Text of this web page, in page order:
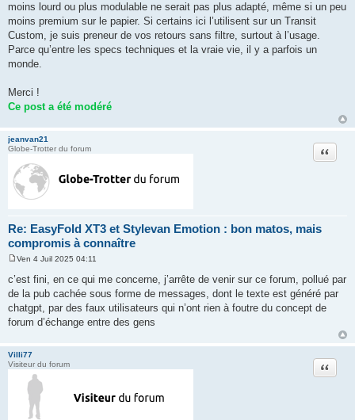
moins lourd ou plus modulable ne serait pas plus adapté, même si un peu
moins premium sur le papier. Si certains ici l’utilisent sur un Transit
Custom, je suis preneur de vos retours sans filtre, surtout à l’usage.
Parce qu’entre les specs techniques et la vraie vie, il y a parfois un
monde.
Merci !
Ce post a été modéré
jeanvan21
Globe-Trotter du forum
Re: EasyFold XT3 et Stylevan Emotion : bon matos, mais
compromis à connaître
Citation
s
s
g
e
Ven 4 Juil 2025 04:11
c’est fini, en ce qui me concerne, j’arrête de venir sur ce forum, pollué par
de la pub cachée sous forme de messages, dont le texte est généré par
chatgpt, par des faux utilisateurs qui n’ont rien à foutre du concept de
forum d’échange entre des gens
Villi77
Visiteur du forum
Citation